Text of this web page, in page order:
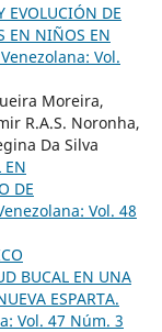
EVOLUCIÓN DE
EN NIÑOS EN
Vol.
Moreira,
R.A.S. Noronha,
Da Silva
EN
DE
Vol. 48
BUCAL EN UNA
ESPARTA.
Vol. 47 Núm. 3